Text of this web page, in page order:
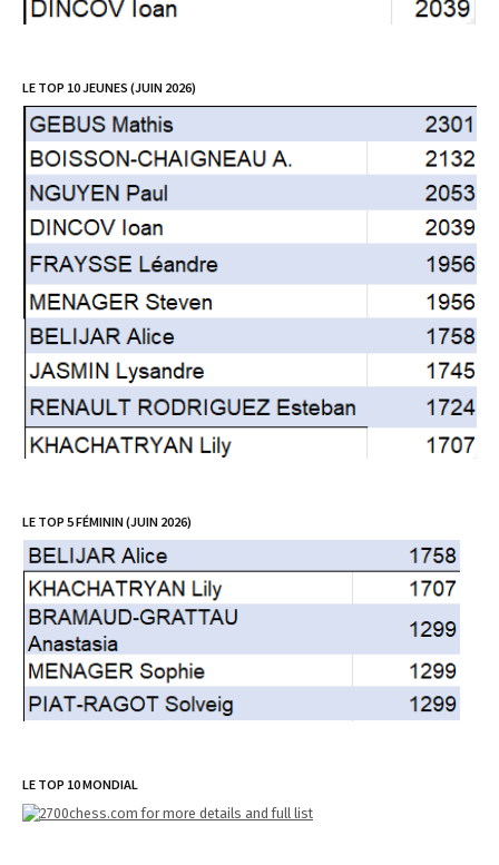
LE TOP 10 JEUNES (JUIN 2026)
LE TOP 5 FÉMININ (JUIN 2026)
LE TOP 10 MONDIAL